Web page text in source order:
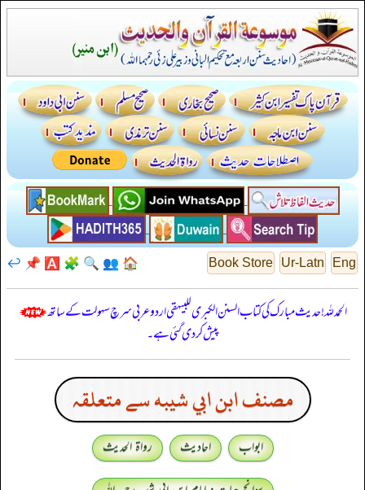
Eng
Ur-Latn
Book Store
🏠
👥
🔍
🧩
🅰️
📌
↩️
الحمدللہ! حدیث مبارک کی کتاب السنن الكبرى للبيهقي اردو عربی سرچ سہولت کے ساتھ
پیش کر دی گئی ہے۔
مصنف ابن ابي شيبه سے متعلقہ
ابواب احادیث
رواۃ الحدیث